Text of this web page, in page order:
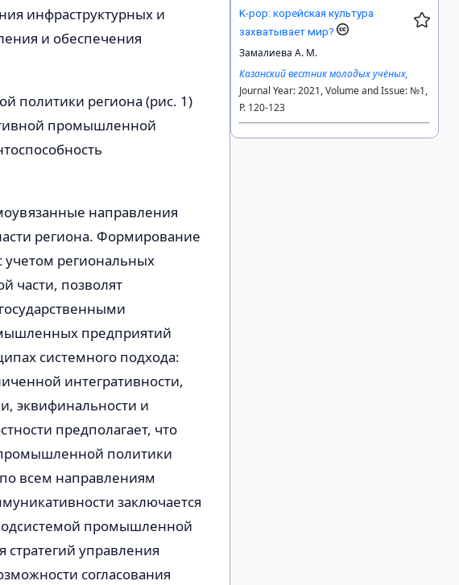
инфраструктурных и
и обеспечения
политики региона (рис. 1)
промышленной
направления
региона. Формирование
региональных
части, позволят
предприятий
системного подхода:
интегративности,
эквифинальности и
предполагает, что
политики
всем направлениям
заключается
промышленной
стратегий управления
согласования
K-pop: корейская культура
захватывает мир?
Замалиева А. М.
Казанский вестник молодых учёных,
Journal Year: 2021, Volume and Issue: №1,
P. 120-123